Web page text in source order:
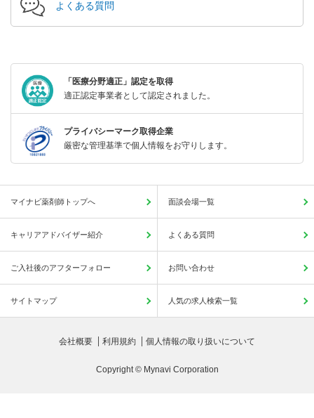
よくある質問
「医療分野適正」認定を取得
適正認定事業者として認定されました。
プライバシーマーク取得企業
厳密な管理基準で個人情報をお守りします。
マイナビ薬剤師トップへ 面談会場一覧
キャリアアドバイザー紹介 よくある質問
ご入社後のアフターフォロー お問い合わせ
サイトマップ 人気の求人検索一覧
会社概要 利用規約 個人情報の取り扱いについて
Copyright © Mynavi Corporation